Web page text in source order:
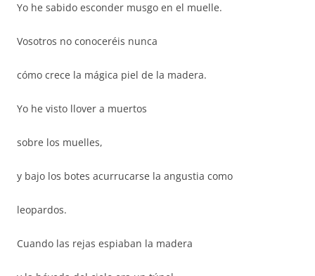
Yo he sabido esconder musgo en el muelle.
Vosotros no conoceréis nunca
cómo crece la mágica piel de la madera.
Yo he visto llover a muertos
sobre los muelles,
y bajo los botes acurrucarse la angustia como
leopardos.
Cuando las rejas espiaban la madera